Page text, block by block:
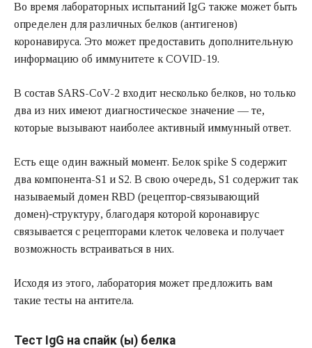
Во время лабораторных испытаний IgG также может быть
определен для различных белков (антигенов)
коронавируса. Это может предоставить дополнительную
информацию об иммунитете к COVID-19.
В состав SARS-CoV-2 входит несколько белков, но только
два из них имеют диагностическое значение — те,
которые вызывают наиболее активный иммунный ответ.
Есть еще один важный момент. Белок spike S содержит
два компонента-S1 и S2. В свою очередь, S1 содержит так
называемый домен RBD (рецептор‑связывающий
домен)‑структуру, благодаря которой коронавирус
связывается с рецепторами клеток человека и получает
возможность встраиваться в них.
Исходя из этого, лаборатория может предложить вам
такие тесты на антитела.
Тест IgG на спайк (ы) белка